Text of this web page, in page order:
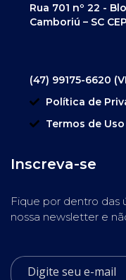
Rua 701 nº 22 -
Camboriú – SC
(47) 99175-6620
Política de
Termos de Uso
Inscreva-se
Fique por dentro das
nossa newsletter e